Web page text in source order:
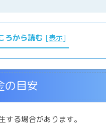
ろから読む [表示]
の目安
る場合があります。